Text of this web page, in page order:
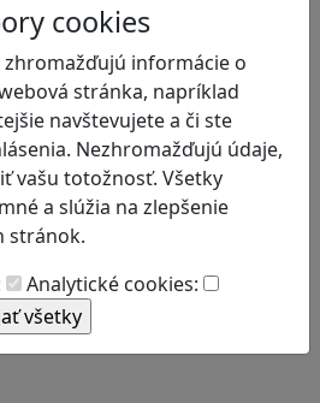
cookies
informácie o
stránka, napríklad
navštevujete a či ste
Nezhromažďujú údaje,
vašu totožnosť. Všetky
a slúžia na zlepšenie
stránok.
Analytické cookies:
ročník ZŠ a SŠ; predmety:
gramotnosťLogické
2. stupeň ZŠ a SŠ; predmet: